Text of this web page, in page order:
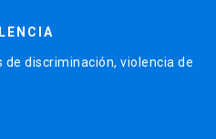
discriminación, violencia de